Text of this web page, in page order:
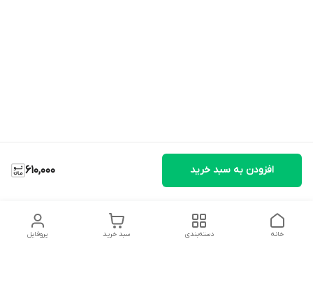
610,000 افزودن به سبد خرید
پروفایل سبد خرید دسته‌بندی خانه